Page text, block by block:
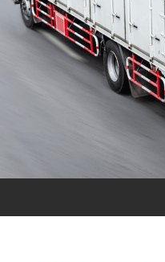
conte com uma
mercado de
ORÇAMENTO